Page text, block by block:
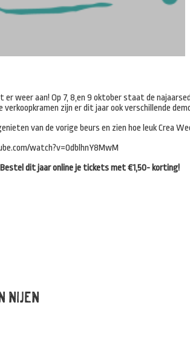
er weer aan! Op 7, 8,en 9 oktober staat de
verkoopkramen zijn er dit jaar ook verschillende
van de vorige beurs en zien hoe leuk Crea
watch?v=0dblhnY8MwM
dit jaar online je tickets met €1,50- korting!
Nijen